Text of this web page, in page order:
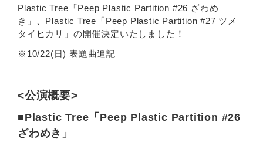
Plastic Tree「Peep Plastic Partition #26 ざわめ
き」、Plastic Tree「Peep Plastic Partition #27 ツメ
タイヒカリ」の開催決定いたしました！
※10/22(日) 表題曲追記
<公演概要>
■Plastic Tree「Peep Plastic Partition #26
ざわめき」